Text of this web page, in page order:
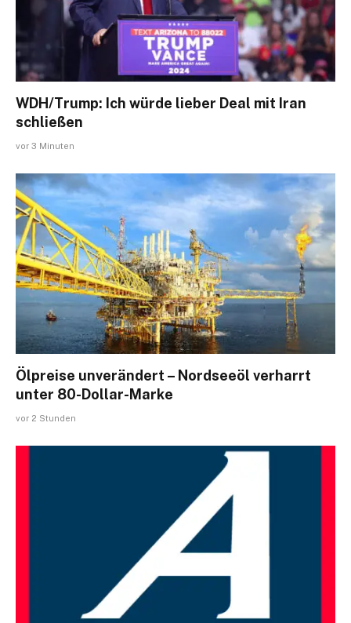
WDH/Trump: Ich würde lieber Deal mit Iran
schließen
vor 3 Minuten
Ölpreise unverändert – Nordseeöl verharrt
unter 80-Dollar-Marke
vor 2 Stunden